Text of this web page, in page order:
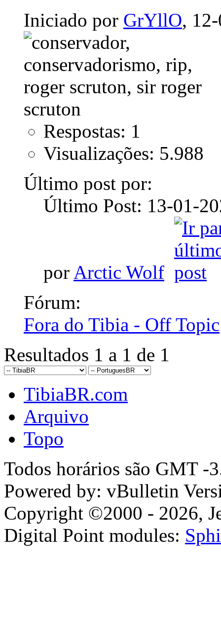
Iniciado por GrYllO,
Respostas: 1
Visualizações: 5.988
Último post por:
Último Post: 13-01-
por Arctic Wolf
Fórum:
Fora do Tibia - Off Topic
Resultados 1 a 1 de 1
TibiaBR.com
Arquivo
Topo
Todos horários são GMT -
Powered by: vBulletin
Copyright ©2000 - 2026,
Digital Point modules: